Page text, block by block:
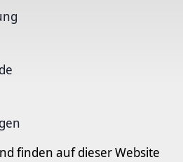
finden auf dieser Website